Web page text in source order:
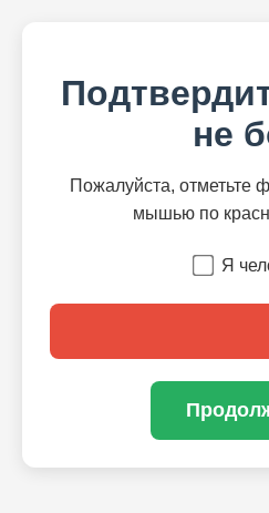
не
Пожалуйста, отметьте
мышью по
Я